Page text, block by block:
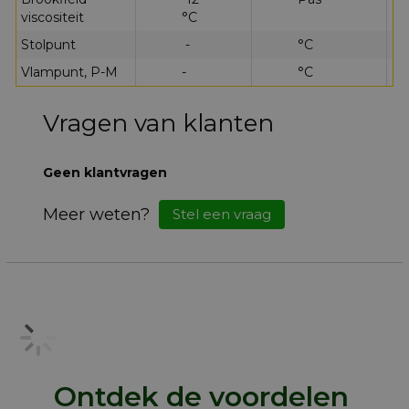
viscositeit
°C
Stolpunt - °C
Vlampunt, P-M
- °C
Vragen van klanten
Geen klantvragen
Meer weten? Stel een vraag
Ontdek de voordelen